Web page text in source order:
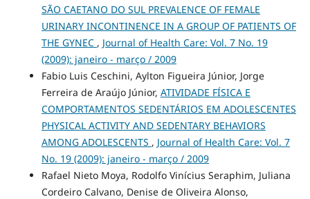
SÃO CAETANO DO SUL PREVALENCE OF FEMALE
URINARY INCONTINENCE IN A GROUP OF PATIENTS OF
THE GYNEC , Journal of Health Care: Vol. 7 No. 19
(2009): janeiro - março / 2009
Fabio Luis Ceschini, Aylton Figueira Júnior, Jorge
Ferreira de Araújo Júnior, ATIVIDADE FÍSICA E
COMPORTAMENTOS SEDENTÁRIOS EM ADOLESCENTES
PHYSICAL ACTIVITY AND SEDENTARY BEHAVIORS
AMONG ADOLESCENTS , Journal of Health Care: Vol. 7
No. 19 (2009): janeiro - março / 2009
Rafael Nieto Moya, Rodolfo Vinícius Seraphim, Juliana
Cordeiro Calvano, Denise de Oliveira Alonso,